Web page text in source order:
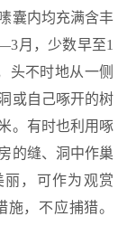
囊内均充满含丰
月，少数早至1
头不时地从一侧
或自己啄开的树
。有时也利用啄
的缝、洞中作巢
，可作为观赏
，不应捕猎。